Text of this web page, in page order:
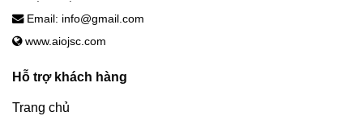
Email: info@gmail.com
www.aiojsc.com
Hỗ trợ khách hàng
Trang chủ